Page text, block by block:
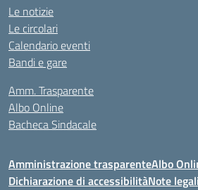
Le notizie
Le circolari
Calendario eventi
Bandi e gare
Amm. Trasparente
Albo Online
Bacheca Sindacale
Amministrazione trasparenteAlbo
Dichiarazione di accessibilitàNote legali